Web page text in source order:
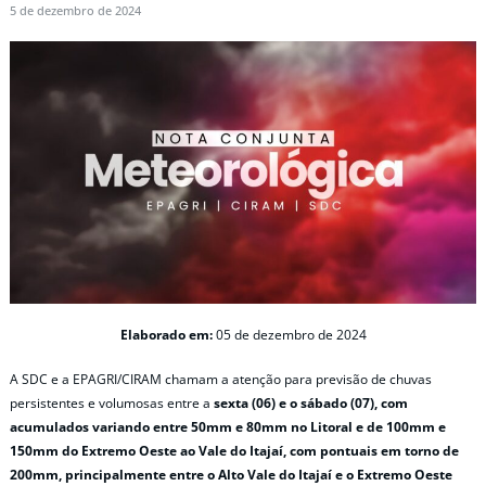
5 de dezembro de 2024
Elaborado em:05 de dezembro de 2024
A SDC e a EPAGRI/CIRAM chamam a atenção para previsão de chuvas
persistentes e volumosas entre a sexta (06) e o sábado (07), com
acumulados variando entre 50mm e 80mm no Litoral e de 100mm e
150mm do Extremo Oeste ao Vale do Itajaí, com pontuais em torno de
200mm, principalmente entre o Alto Vale do Itajaí e o Extremo Oeste